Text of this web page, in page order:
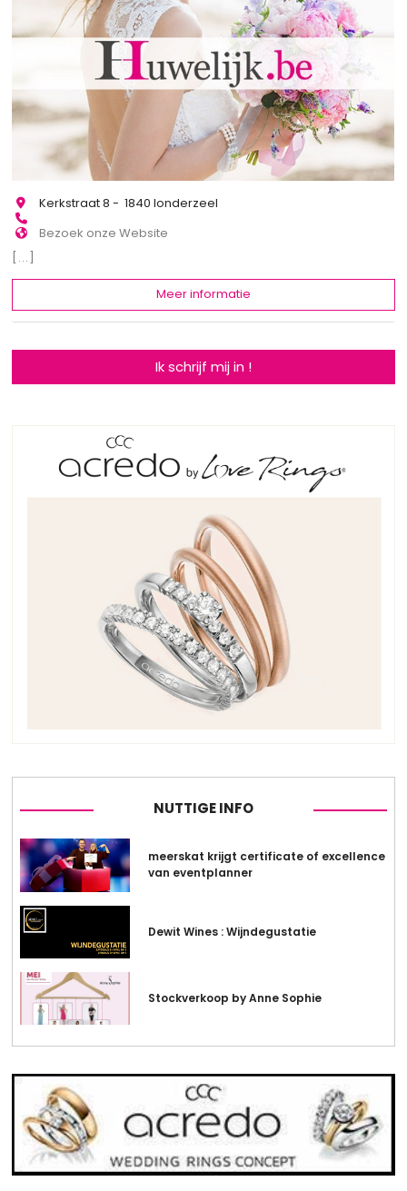
Kerkstraat 8 - 1840 londerzeel
Bezoek onze Website
[...]
Meer informatie
Ik schrijf mij in !
NUTTIGE INFO
meerskat krijgt certificate of excellence
van eventplanner
Dewit Wines : Wijndegustatie
Stockverkoop by Anne Sophie